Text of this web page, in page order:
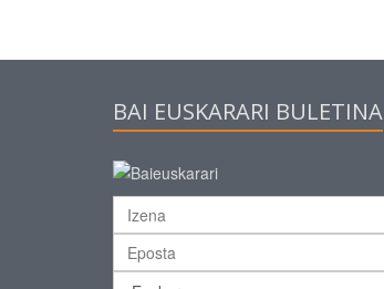
BAI EUSKARARI BULETINA